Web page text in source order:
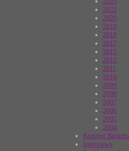
2022
2020
2019
2018
2017
2015
2012
2011
2010
2009
2008
2007
2006
2005
2004
Konzert
Interviews